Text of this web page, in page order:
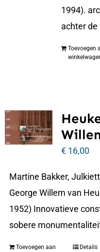
1994).
achter de
Toevoegen
€16,00
Martine Bakker,
George Willem van
1952) Innovatieve
sobere
Toevoegen aan
Details